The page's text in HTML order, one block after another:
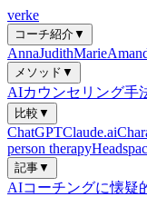
verke
コーチ紹介▼
AnnaJudithMarie
メソッド ▼
AIカウンセリング手
比較 ▼
ChatGPTClaude.ai
person therapy
記事▼
AIコーチングに懐疑